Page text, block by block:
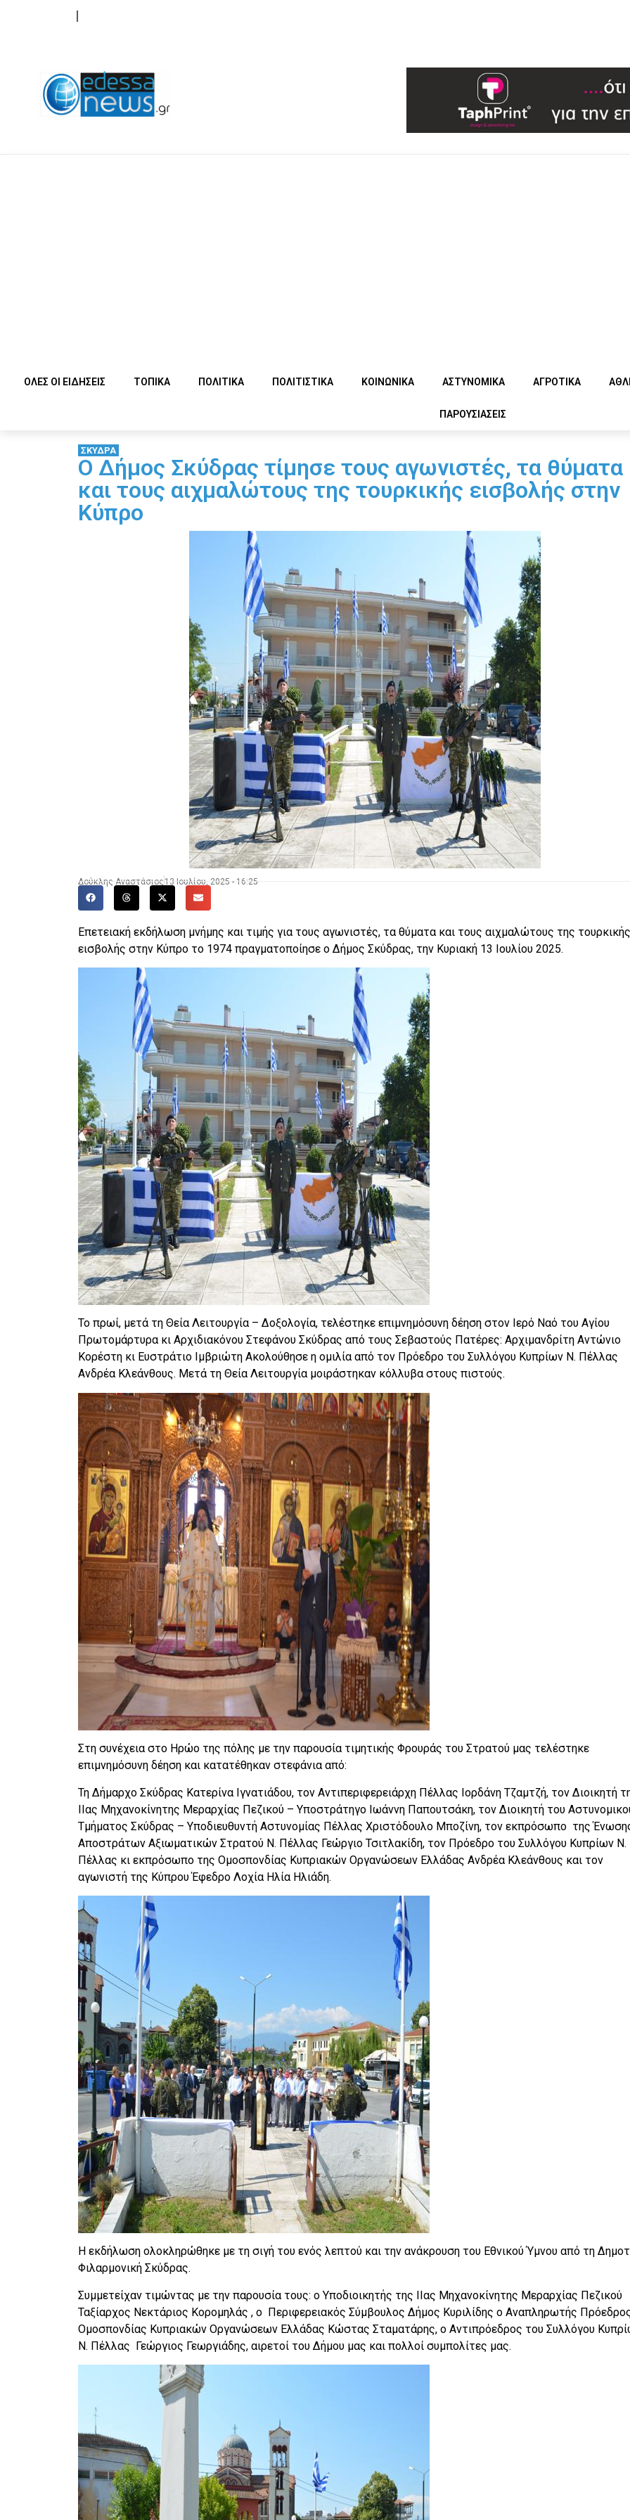
ΟΛΕΣ ΟΙ ΕΙΔΗΣΕΙΣ ΤΟΠΙΚΑ ΠΟΛΙΤΙΚΑ ΠΟΛΙΤΙΣΤΙΚΑ ΚΟΙΝΩΝΙΚΑ ΑΣΤΥΝΟΜΙΚΑ ΑΓΡΟΤΙΚΑ
ΠΑΡΟΥΣΙΑΣΕΙΣ
ΣΚΥΔΡΑ
Ο Δήμος Σκύδρας τίμησε τους αγωνιστές, τα θύματα
και τους αιχμαλώτους της τουρκικής εισβολής στην
Κύπρο
Δούκλης Αναστάσιος 13 Ιουλίου, 2025 - 16:25
Επετειακή εκδήλωση μνήμης και τιμής για τους αγωνιστές, τα θύματα και τους αιχμαλώτους της τουρκικής
εισβολής στην Κύπρο το 1974 πραγματοποίησε ο Δήμος Σκύδρας, την Κυριακή 13 Ιουλίου 2025.
Το πρωί, μετά τη Θεία Λειτουργία – Δοξολογία, τελέστηκε επιμνημόσυνη δέηση στον Ιερό Ναό του Αγίου
Πρωτομάρτυρα κι Αρχιδιακόνου Στεφάνου Σκύδρας από τους Σεβαστούς Πατέρες: Αρχιμανδρίτη Αντώνιο
Κορέστη κι Ευστράτιο Ιμβριώτη Ακολούθησε η ομιλία από τον Πρόεδρο του Συλλόγου Κυπρίων Ν. Πέλλας
Ανδρέα Κλεάνθους. Μετά τη Θεία Λειτουργία μοιράστηκαν κόλλυβα στους πιστούς.
Στη συνέχεια στο Ηρώο της πόλης με την παρουσία τιμητικής Φρουράς του Στρατού μας τελέστηκε
επιμνημόσυνη δέηση και κατατέθηκαν στεφάνια από:
Τη Δήμαρχο Σκύδρας Κατερίνα Ιγνατιάδου, τον Αντιπεριφερειάρχη Πέλλας Ιορδάνη Τζαμτζή, τον Διοικητή
ΙΙας Μηχανοκίνητης Μεραρχίας Πεζικού – Υποστράτηγο Ιωάννη Παπουτσάκη, τον Διοικητή του
Τμήματος Σκύδρας – Υποδιευθυντή Αστυνομίας Πέλλας Χριστόδουλο Μποζίνη, τον εκπρόσωπο της
Αποστράτων Αξιωματικών Στρατού Ν. Πέλλας Γεώργιο Τσιτλακίδη, τον Πρόεδρο του Συλλόγου Κυπρίων Ν.
Πέλλας κι εκπρόσωπο της Ομοσπονδίας Κυπριακών Οργανώσεων Ελλάδας Ανδρέα Κλεάνθους και τον
αγωνιστή της Κύπρου Έφεδρο Λοχία Ηλία Ηλιάδη.
Η εκδήλωση ολοκληρώθηκε με τη σιγή του ενός λεπτού και την ανάκρουση του Εθνικού Ύμνου από τη
Φιλαρμονική Σκύδρας.
Συμμετείχαν τιμώντας με την παρουσία τους: ο Υποδιοικητής της ΙΙας Μηχανοκίνητης Μεραρχίας Πεζικού
Ταξίαρχος Νεκτάριος Κορομηλάς , ο Περιφερειακός Σύμβουλος Δήμος Κυριλίδης ο Αναπληρωτής
Ομοσπονδίας Κυπριακών Οργανώσεων Ελλάδας Κώστας Σταματάρης, ο Αντιπρόεδρος του Συλλόγου
Ν. Πέλλας Γεώργιος Γεωργιάδης, αιρετοί του Δήμου μας και πολλοί συμπολίτες μας.